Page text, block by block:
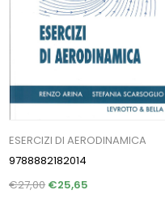
ESERCIZI DI AERODINAMICA
9788882182014
€27,00 €25,65